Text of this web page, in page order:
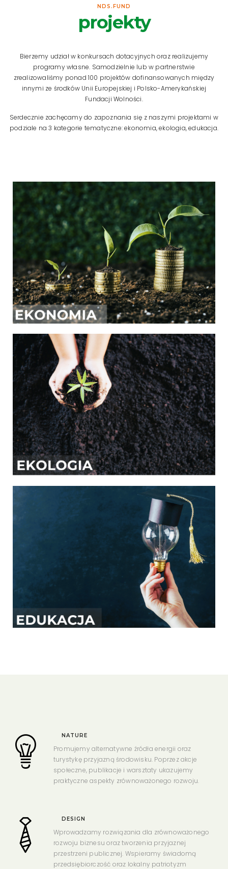
NDS.FUND
projekty
Bierzemy udział w konkursach dotacyjnych oraz realizujemy
programy własne. Samodzielnie lub w partnerstwie
zrealizowaliśmy ponad 100 projektów dofinansowanych między
innymi ze środków Unii Europejskiej i Polsko-Amerykańskiej
Fundacji Wolności.
Serdecznie zachęcamy do zapoznania się z naszymi projektami w
podziale na 3 kategorie tematyczne: ekonomia, ekologia, edukacja.
NATURE
Promujemy alternatywne źródła energii oraz
turystykę przyjazną środowisku. Poprzez akcje
społeczne, publikacje i warsztaty ukazujemy
praktyczne aspekty zrównoważonego rozwoju.
DESIGN
Wprowadzamy rozwiązania dla zrównoważonego
rozwoju biznesu oraz tworzenia przyjaznej
przestrzeni publicznej. Wspieramy świadomą
przedsiębiorczość oraz lokalny patriotyzm